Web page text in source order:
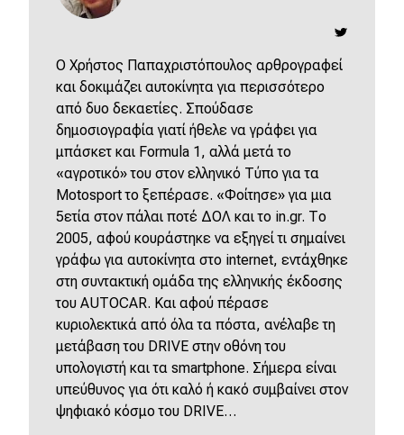
O Χρήστος Παπαχριστόπουλος αρθρογραφεί
και δοκιμάζει αυτοκίνητα για περισσότερο
από δυο δεκαετίες. Σπούδασε
δημοσιογραφία γιατί ήθελε να γράφει για
μπάσκετ και Formula 1, αλλά μετά το
«αγροτικό» του στον ελληνικό Τύπο για τα
Motosport το ξεπέρασε. «Φοίτησε» για μια
5ετία στον πάλαι ποτέ ΔΟΛ και το in.gr. Το
2005, αφού κουράστηκε να εξηγεί τι σημαίνει
γράφω για αυτοκίνητα στο internet, εντάχθηκε
στη συντακτική ομάδα της ελληνικής έκδοσης
του AUTOCAR. Και αφού πέρασε
κυριολεκτικά από όλα τα πόστα, ανέλαβε τη
μετάβαση του DRIVE στην οθόνη του
υπολογιστή και τα smartphone. Σήμερα είναι
υπεύθυνος για ότι καλό ή κακό συμβαίνει στον
ψηφιακό κόσμο του DRIVE…